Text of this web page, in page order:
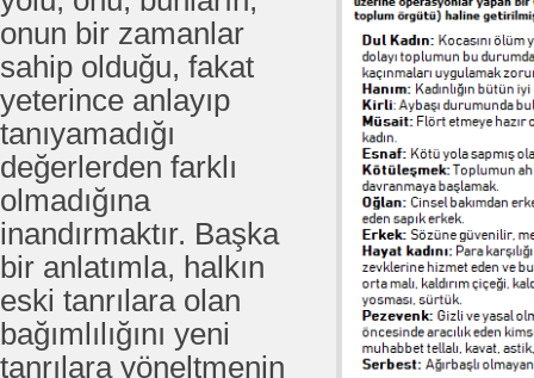
onun bir zamanlar
sahip olduğu, fakat
yeterince anlayıp
tanıyamadığı
değerlerden farklı
olmadığına
inandırmaktır. Başka
bir anlatımla, halkın
eski tanrılara olan
bağımlılığını yeni
tanrılara yöneltmenin